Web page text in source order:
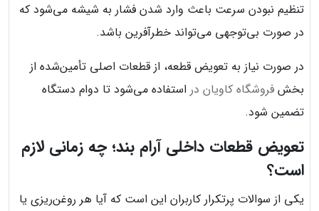
تنظیم نبودن سرعت باعث وارد شدن فشار به شیشه می‌شود که
در صورت بی‌توجهی می‌تواند خطرآفرین باشد.
در صورت نیاز به تعویض قطعه، از قطعات اصلی تأمین‌شده از
بخش فروشگاه کاویان در استفاده می‌شود تا دوام دستگاه
تضمین شود.
تعویض قطعات داخلی آرام بند؛ چه زمانی لازم
است؟
یکی از سوالات پرتکرار کاربران این است که آیا هر روغن‌ریزی یا